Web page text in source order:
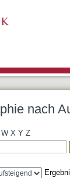
nach
W X Y Z